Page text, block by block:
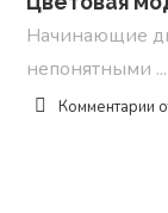
Начинающие
непонятными ...
Комментариик